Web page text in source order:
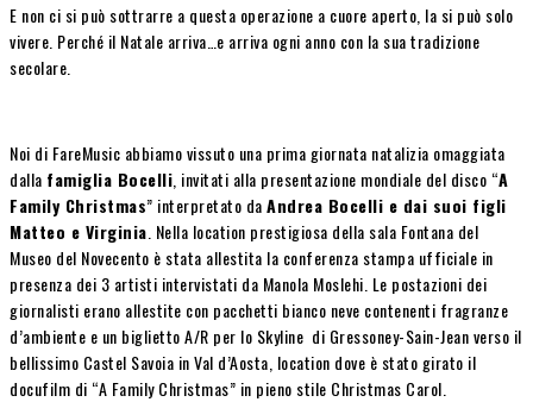
E non ci si può sottrarre a questa operazione a cuore aperto, la si può solo
vivere. Perché il Natale arriva…e arriva ogni anno con la sua tradizione
secolare.
Noi di FareMusic abbiamo vissuto una prima giornata natalizia omaggiata
dalla famiglia Bocelli , invitati alla presentazione mondiale del disco “A
Family Christmas” interpretato daAndrea Bocelli e dai suoi figli
Matteo e Virginia . Nella location prestigiosa della sala Fontana del
Museo del Novecento è stata allestita la conferenza stampa ufficiale in
presenza dei 3 artisti intervistati da Manola Moslehi. Le postazioni dei
giornalisti erano allestite con pacchetti bianco neve contenenti fragranze
d’ambiente e un biglietto A/R per lo Skyline di Gressoney-Sain-Jean verso il
bellissimo Castel Savoia in Val d’Aosta, location dove è stato girato il
docufilm di “A Family Christmas” in pieno stile Christmas Carol.